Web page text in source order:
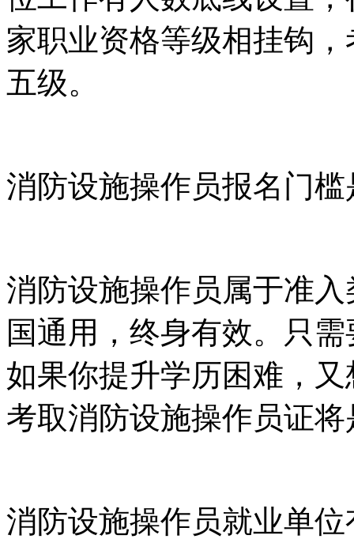
家职业资格等级相挂钩
五级。
消防设施操作员报名门
消防设施操作员属于准
国通用，终身有效。只
如果你提升学历困难，
考取消防设施操作员证
消防设施操作员就业单